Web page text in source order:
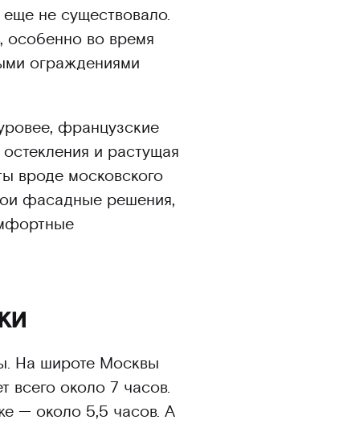
не существовало.
особенно во время
ограждениями
французские
и растущая
вроде московского
фасадные решения,
На широте Москвы
всего около 7 часов.
— около 5,5 часов. А